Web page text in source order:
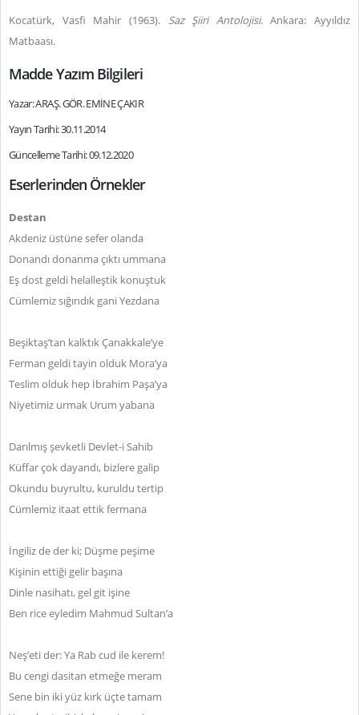
Kocatürk, Vasfi Mahir (1963). Saz Şiiri Antolojisi. Ankara: Ayyıldız
Matbaası.
Madde Yazım Bilgileri
Yazar: ARAŞ. GÖR. EMİNE ÇAKIR
Yayın Tarihi: 30.11.2014
Güncelleme Tarihi: 09.12.2020
Eserlerinden Örnekler
Destan
Akdeniz üstüne sefer olanda
Donandı donanma çıktı ummana
Eş dost geldi helalleştik konuştuk
Cümlemiz sığındık gani Yezdana
Beşiktaş’tan kalktık Çanakkale’ye
Ferman geldi tayin olduk Mora’ya
Teslim olduk hep İbrahim Paşa’ya
Niyetimiz urmak Urum yabana
Darılmış şevketli Devlet-i Sahib
Küffar çok dayandı, bizlere galip
Okundu buyrultu, kuruldu tertip
Cümlemiz itaat ettik fermana
İngiliz de der ki; Düşme peşime
Kişinin ettiği gelir başına
Dinle nasihatı, gel git işine
Ben rice eyledim Mahmud Sultan’a
Neş’eti der: Ya Rab cud ile kerem!
Bu cengi dasitan etmeğe meram
Sene bin iki yüz kırk üçte tamam